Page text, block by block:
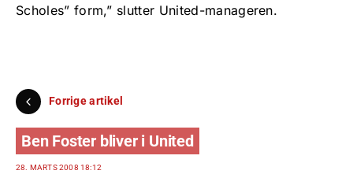
Scholes” form,” slutter United-manageren.
Forrige artikel
Ben Foster bliver i United
28. MARTS 2008 18:12